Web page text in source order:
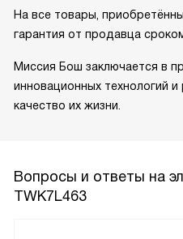
На все товары,
гарантия от продавца
Миссия Бош заключается в
инновационных технологий
качество их жизни.
Вопросы и ответы на
TWK7L463